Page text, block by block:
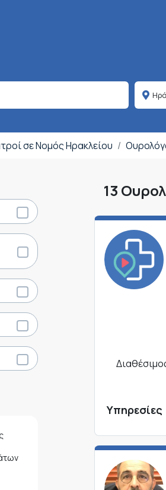
σε Νομός Ηρακλείου
13
Υπηρεσίες